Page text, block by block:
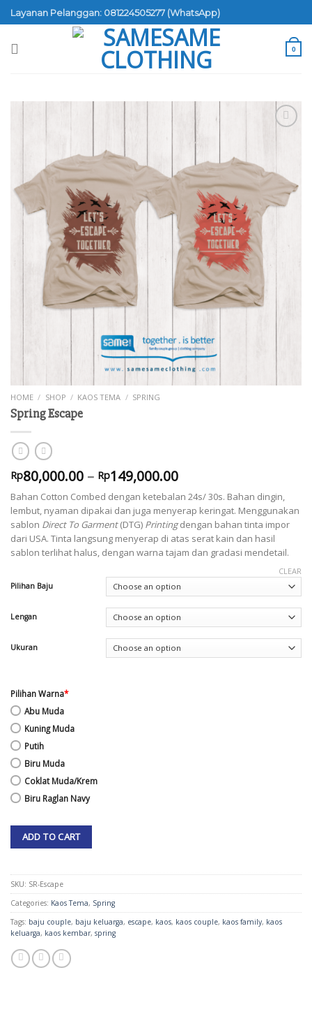
Skip
to
content
Layanan Pelanggan: 081224505277 (WhatsApp)
0
HOME / SHOP / KAOS TEMA / SPRING
Spring Escape
Rp80,000.00 – Rp149,000.00
Bahan Cotton Combed dengan ketebalan 24s/ 30s. Bahan dingin,
lembut, nyaman dipakai dan juga menyerap keringat. Menggunakan
sablon Direct To Garment(DTG) Printingdengan bahan tinta impor
dari USA. Tinta langsung menyerap di atas serat kain dan hasil
sablon terlihat halus, dengan warna tajam dan gradasi mendetail.
Pilihan Baju
Lengan
Ukuran
CLEAR
Pilihan Warna*
Abu Muda
Kuning Muda
Putih
Biru Muda
Coklat Muda/Krem
Biru Raglan Navy
ADD TO CART
SKU: SR-Escape
Categories: Kaos Tema, Spring
Tags: baju couple, baju keluarga, escape, kaos, kaos couple, kaos family, kaos
keluarga, kaos kembar, spring